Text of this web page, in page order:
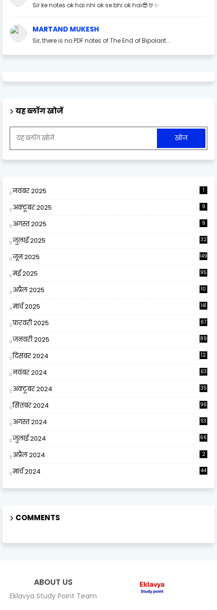
Sir ke notes ok hai nhi ok se bhi ok hai😎🤘✨
MARTAND MUKESH
Sir, there is no PDF notes of The End of Bipolarit...
यह ब्लॉग खोजें
नवंबर 2025 1
अक्टूबर 2025 9
अगस्त 2025 9
जुलाई 2025 32
जून 2025 149
मई 2025 95
अप्रैल 2025
10
मार्च 2025 141
फ़रवरी 2025 67
जनवरी 2025 89
दिसंबर 2024
12
नवंबर 2024 63
अक्टूबर 2024 35
सितंबर 2024 96
अगस्त 2024 113
जुलाई 2024 66
अप्रैल 2024 2
मार्च 2024 44
COMMENTS
ABOUT US
Eklavya Study Point Team